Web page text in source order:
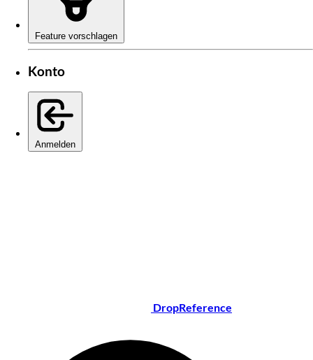
Feature vorschlagen
Konto
Anmelden
DropReference